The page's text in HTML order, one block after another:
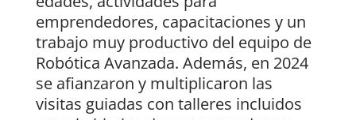
emprendedores, capacitaciones y un
trabajo muy productivo del equipo de
Robótica Avanzada. Además, en 2024
se afianzaron y multiplicaron las
visitas guiadas con talleres incluidos